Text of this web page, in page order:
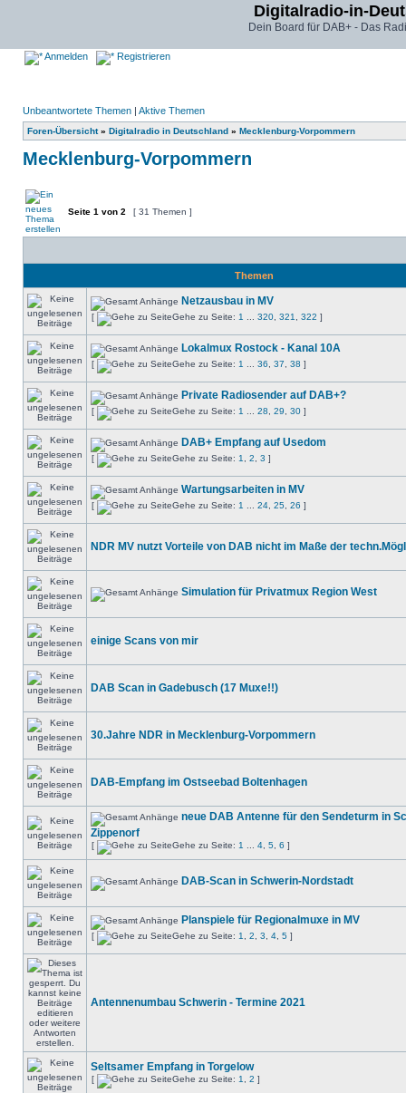
Digitalradio-in-
Dein Board für DAB+ - Das
Anmelden Registrieren
Unbeantwortete Themen | Aktive Themen
Foren-Übersicht» Digitalradio in Deutschland » Mecklenburg-Vorpommern
Mecklenburg-Vorpommern
Seite 1 von 2 [ 31 Themen ]
Themen
Netzausbau in MV
[ Gehe zu Seite: 1 320 321 322 ]
Lokalmux Rostock - Kanal 10A
[ Gehe zu Seite: 1 36 37 38 ]
Private Radiosender auf DAB+?
[ Gehe zu Seite: 1 28 29 30 ]
DAB+ Empfang auf Usedom
[ Gehe zu Seite: 1 2 3 ]
Wartungsarbeiten in MV
[ Gehe zu Seite: 1 24 25 26 ]
NDR MV nutzt Vorteile von DAB nicht im Maße der
Simulation für Privatmux Region West
einige Scans von mir
DAB Scan in Gadebusch (17 Muxe!!)
30.Jahre NDR in Mecklenburg-Vorpommern
DAB-Empfang im Ostseebad Boltenhagen
neue DAB Antenne für den Sendeturm in
Zippenorf
[ Gehe zu Seite: 1 4 5 6 ]
DAB-Scan in Schwerin-Nordstadt
Planspiele für Regionalmuxe in MV
[ Gehe zu Seite: 1 2 3 4 5 ]
Antennenumbau Schwerin - Termine 2021
Seltsamer Empfang in Torgelow
[ Gehe zu Seite: 1 2 ]